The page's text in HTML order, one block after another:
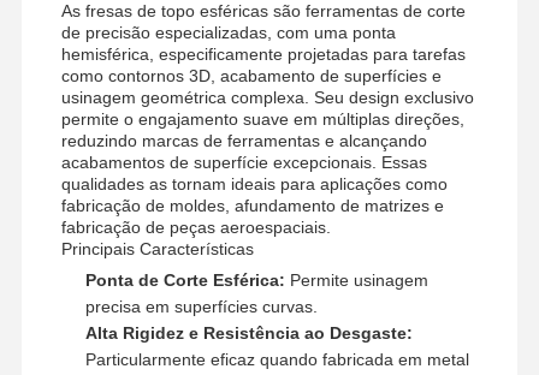
As fresas de topo esféricas são ferramentas de corte
de precisão especializadas, com uma ponta
hemisférica, especificamente projetadas para tarefas
como contornos 3D, acabamento de superfícies e
usinagem geométrica complexa. Seu design exclusivo
permite o engajamento suave em múltiplas direções,
reduzindo marcas de ferramentas e alcançando
acabamentos de superfície excepcionais. Essas
qualidades as tornam ideais para aplicações como
fabricação de moldes, afundamento de matrizes e
fabricação de peças aeroespaciais.
Principais Características
Ponta de Corte Esférica: Permite usinagem
precisa em superfícies curvas.
Alta Rigidez e Resistência ao Desgaste:
Particularmente eficaz quando fabricada em metal